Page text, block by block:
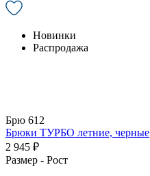
Новинки
Распродажа
Брю 612
Брюки ТУРБО летние, черные
2 945 ₽
Размер - Рост